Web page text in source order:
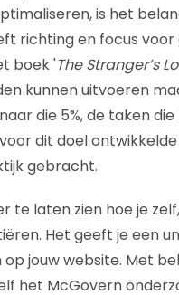
is het
richting en focus
boek 'The Stranger’s
kunnen uitvoeren
die 5%, de taken
dit doel
gebracht.
te laten zien hoe je
Het geeft je een
jouw website. Met
het McGovern